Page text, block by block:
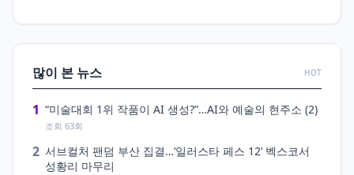
많이 본 뉴스 HOT
1 “미술대회 1위 작품이 AI 생성?”…AI와 예술의 현주소 (2)
조회 63회
2 서브컬처 팬덤 부산 집결…‘일러스타 페스 12’ 벡스코서
성황리 마무리